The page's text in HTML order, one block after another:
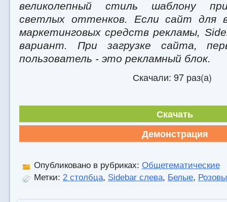
великолепный стиль шаблону
светлых оттенков. Если сайт для
маркетинговых средств рекламы,
вариант. При загрузке сайта,
пользователь - это рекламный блок.
Скачали: 97 раз(а)
Скачать
Демонстрация
Опубликовано в рубриках: Общетематические
Метки: 2 столбца, Sidebar слева, Белые,